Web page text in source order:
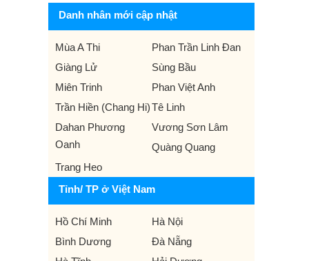
Danh nhân mới cập nhật
Mùa A Thi
Phan Trần Linh Đan
Giàng Lử
Sùng Bầu
Miên Trinh
Phan Việt Anh
Trần Hiền (Chang Hi)Tê Linh
Dahan Phương
Oanh
Vương Sơn Lâm
Quàng Quang
Trang Heo
Tỉnh/ TP ở Việt Nam
Hồ Chí Minh
Hà Nội
Bình Dương
Đà Nẵng